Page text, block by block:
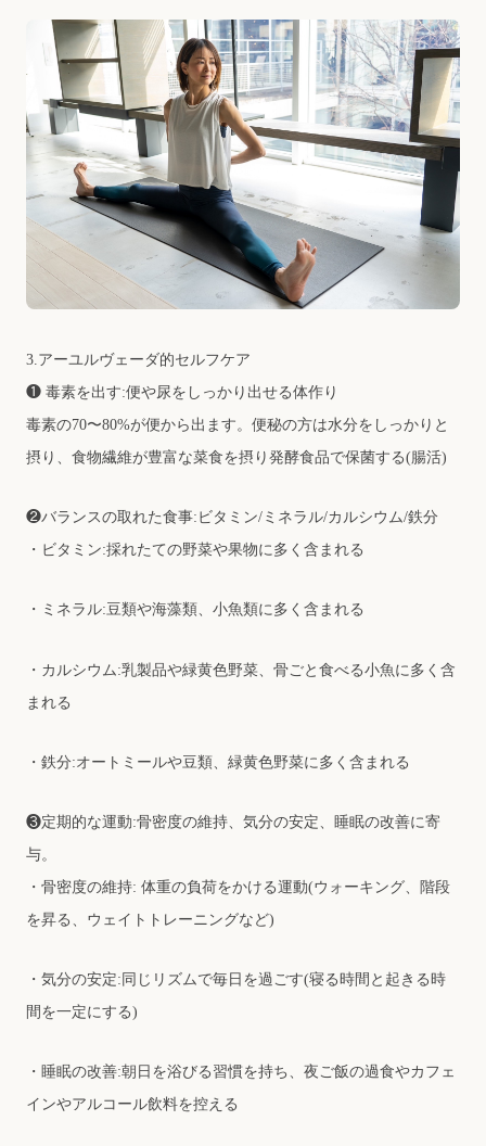
3.アーユルヴェーダ的セルフケア
❶ 毒素を出す:便や尿をしっかり出せる体作り
毒素の70〜80%が便から出ます。便秘の⽅は⽔分をしっかりと
摂り、⾷物繊維が豊富な菜⾷を摂り発酵⾷品で保菌する(腸活)
❷バランスの取れた⾷事:ビタミン/ミネラル/カルシウム/鉄分
・ビタミン:採れたての野菜や果物に多く含まれる
・ミネラル:⾖類や海藻類、⼩⿂類に多く含まれる
・カルシウム:乳製品や緑⻩⾊野菜、⾻ごと⾷べる⼩⿂に多く含
まれる
・鉄分:オートミールや⾖類、緑⻩⾊野菜に多く含まれる
❸定期的な運動:⾻密度の維持、気分の安定、睡眠の改善に寄
与。
・⾻密度の維持: 体重の負荷をかける運動(ウォーキング、階段
を昇る、ウェイトトレーニングなど)
・気分の安定:同じリズムで毎⽇を過ごす(寝る時間と起きる時
間を⼀定にする)
・睡眠の改善:朝⽇を浴びる習慣を持ち、夜ご飯の過⾷やカフェ
インやアルコール飲料を控える